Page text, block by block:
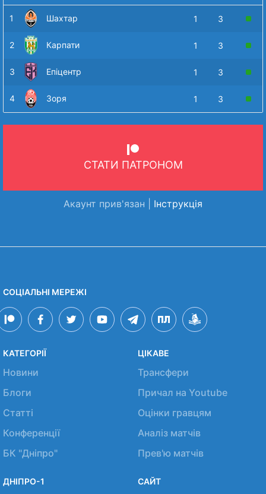
1 Шахтар 1 3
2 Карпати 1 3
3 Епіцентр 1 3
4 Зоря 1 3
СТАТИ ПАТРОНОМ
Акаунт прив'язан | Інструкція
СОЦІАЛЬНІ МЕРЕЖІ
КАТЕГОРІЇ
Новини
Блоги
Статті
Конференції
БК "Дніпро"
ЦІКАВЕ
Трансфери
Причал на Youtube
Оцінки гравцям
Аналіз матчів
Прев'ю матчів
ДНІПРО-1 САЙТ